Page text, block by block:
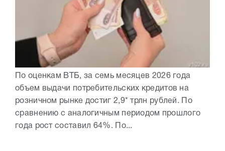
По оценкам ВТБ, за семь месяцев 2026 года
объем выдачи потребительских кредитов на
розничном рынке достиг 2,9* трлн рублей. По
сравнению с аналогичным периодом прошлого
года рост составил 64%. По...